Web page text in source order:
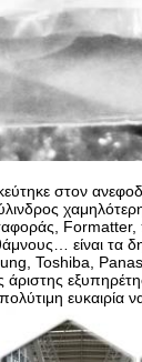
στον
Formatter,
είναι τα
Toshiba,
ευκαιρία